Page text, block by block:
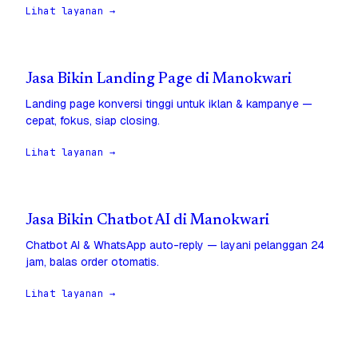
Lihat layanan →
Jasa Bikin Landing Page di Manokwari
Landing page konversi tinggi untuk iklan & kampanye —
cepat, fokus, siap closing.
Lihat layanan →
Jasa Bikin Chatbot AI di Manokwari
Chatbot AI & WhatsApp auto-reply — layani pelanggan 24
jam, balas order otomatis.
Lihat layanan →